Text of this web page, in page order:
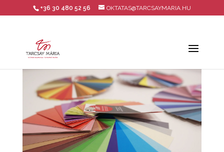
+36 30 480 52 56 OKTATAS@TARCSAYMARIA.HU